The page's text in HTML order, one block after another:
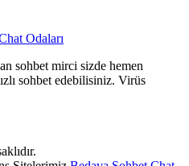
sohbet mirci sizde hemen
sohbet edebilisiniz. Virüs